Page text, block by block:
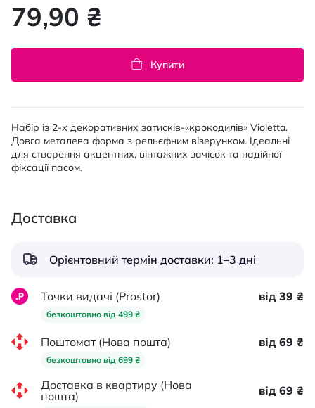
79,90 ₴
Купити
Набір із 2-х декоративних затисків-«крокодилів» Violetta.
Довга металева форма з рельєфним візерунком. Ідеальні
для створення акцентних, вінтажних зачісок та надійної
фіксації пасом.
Доставка
Орієнтовний термін доставки: 1–3 дні
Точки видачі (Prostor)
безкоштовно від 499 ₴
від 39 ₴
Поштомат (Нова пошта)
безкоштовно від 699 ₴
від 69 ₴
Доставка в квартиру (Нова
пошта)
від 69 ₴